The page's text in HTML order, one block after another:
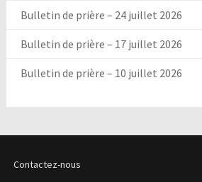
Bulletin de prière – 24 juillet 2026
Bulletin de prière – 17 juillet 2026
Bulletin de prière – 10 juillet 2026
Contactez-nous